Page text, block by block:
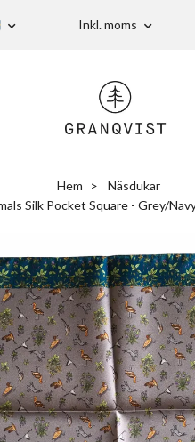
Inkl. moms
Hem
Näsdukar
Silk Pocket Square - Grey/